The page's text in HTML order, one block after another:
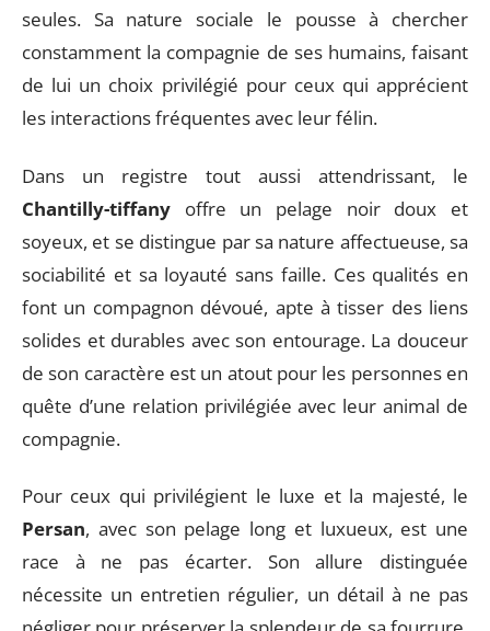
seules. Sa nature sociale le pousse à chercher
constamment la compagnie de ses humains, faisant
de lui un choix privilégié pour ceux qui apprécient
les interactions fréquentes avec leur félin.
Dans un registre tout aussi attendrissant, le
Chantilly-tiffany offre un pelage noir doux et
soyeux, et se distingue par sa nature affectueuse, sa
sociabilité et sa loyauté sans faille. Ces qualités en
font un compagnon dévoué, apte à tisser des liens
solides et durables avec son entourage. La douceur
de son caractère est un atout pour les personnes en
quête d’une relation privilégiée avec leur animal de
compagnie.
Pour ceux qui privilégient le luxe et la majesté, le
Persan, avec son pelage long et luxueux, est une
race à ne pas écarter. Son allure distinguée
nécessite un entretien régulier, un détail à ne pas